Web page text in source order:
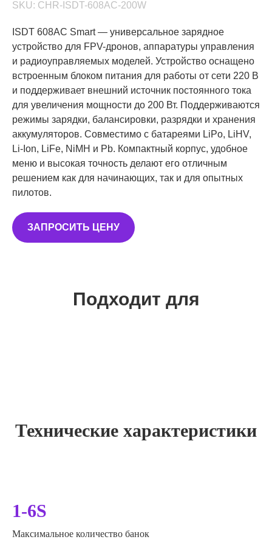
SKU: CHR-ISDT-608AC-200W
ISDT 608AC Smart — универсальное зарядное
устройство для FPV-дронов, аппаратуры управления
и радиоуправляемых моделей. Устройство оснащено
встроенным блоком питания для работы от сети 220 В
и поддерживает внешний источник постоянного тока
для увеличения мощности до 200 Вт. Поддерживаются
режимы зарядки, балансировки, разрядки и хранения
аккумуляторов. Совместимо с батареями LiPo, LiHV,
Li-Ion, LiFe, NiMH и Pb. Компактный корпус, удобное
меню и высокая точность делают его отличным
решением как для начинающих, так и для опытных
пилотов.
ЗАПРОСИТЬ ЦЕНУ
Подходит для
Технические характеристики
1-6S
Максимальное количество банок